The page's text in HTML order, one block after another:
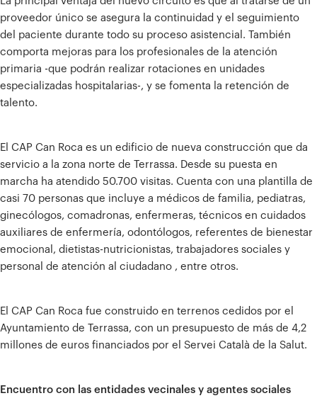
proveedor único se asegura la continuidad y el seguimiento
del paciente durante todo su proceso asistencial. También
comporta mejoras para los profesionales de la atención
primaria -que podrán realizar rotaciones en unidades
especializadas hospitalarias-, y se fomenta la retención de
talento.
El CAP Can Roca es un edificio de nueva construcción que da
servicio a la zona norte de Terrassa. Desde su puesta en
marcha ha atendido 50.700 visitas. Cuenta con una plantilla de
casi 70 personas que incluye a médicos de familia, pediatras,
ginecólogos, comadronas, enfermeras, técnicos en cuidados
auxiliares de enfermería, odontólogos, referentes de bienestar
emocional, dietistas-nutricionistas, trabajadores sociales y
personal de atención al ciudadano , entre otros.
El CAP Can Roca fue construido en terrenos cedidos por el
Ayuntamiento de Terrassa, con un presupuesto de más de 4,2
millones de euros financiados por el Servei Català de la Salut.
Encuentro con las entidades vecinales y agentes sociales